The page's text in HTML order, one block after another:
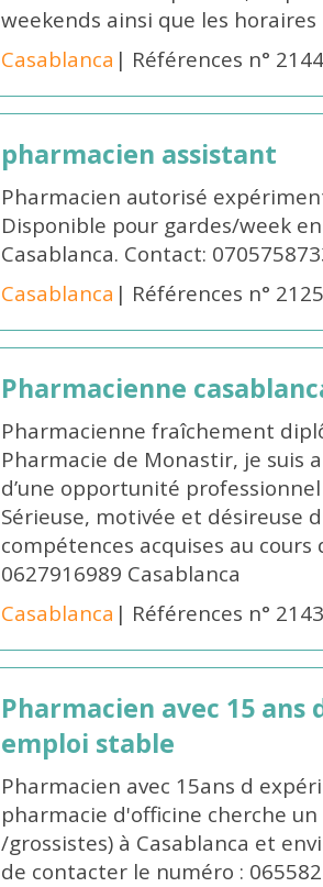
weekends ainsi que les
Casablanca | Références n°
pharmacien assistant
Pharmacien autorisé
Disponible pour gardes/week
Casablanca. Contact:
Casablanca | Références n°
Pharmacienne
Pharmacienne fraîchement
Pharmacie de Monastir, je suis
d’une opportunité
Sérieuse, motivée et désireuse
compétences acquises au
0627916989 Casablanca
Casablanca | Références n°
Pharmacien avec 15
emploi stable
Pharmacien avec 15ans d
pharmacie d'officine cherche
/grossistes) à Casablanca et
de contacter le numéro :